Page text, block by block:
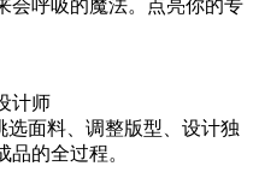
会呼吸的魔法。点亮你的专
计师
面料、调整版型、设计独
的全过程。